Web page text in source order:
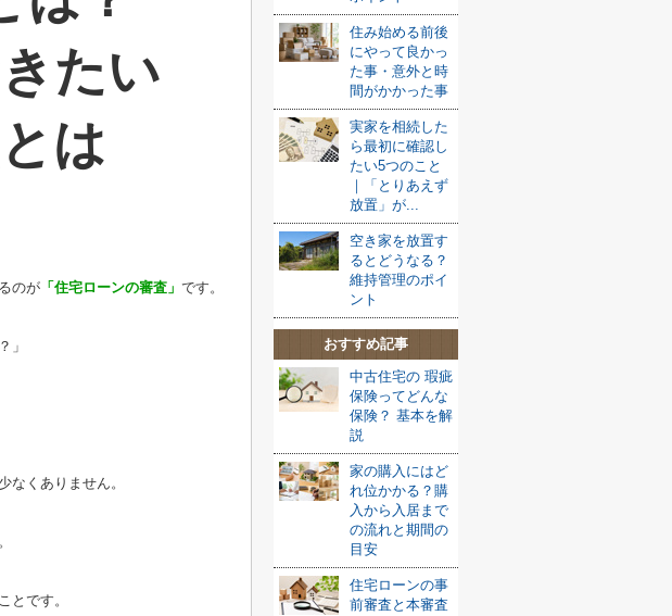
たい
は
のが 「住宅ローンの審査」 です。
」
なくありません。
とです。
住み始める前後
にやって良かっ
た事・意外と時
間がかかった事
実家を相続した
ら最初に確認し
たい5つのこと
｜「とりあえず
放置」が...
空き家を放置す
るとどうなる？
維持管理のポイ
ント
おすすめ記事
中古住宅の 瑕疵
保険ってどんな
保険？ 基本を解
説
家の購入にはど
れ位かかる？購
入から入居まで
の流れと期間の
目安
住宅ローンの事
前審査と本審査